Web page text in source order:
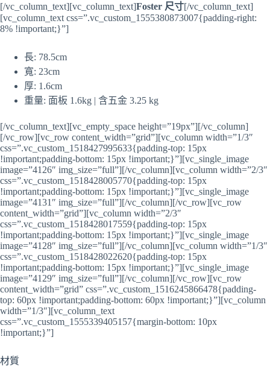
[/vc_column_text][vc_column_text]Foster 尺寸[/vc_column_text]
[vc_column_text css=”.vc_custom_1555380873007{padding-right:
8% !important;}”]
長: 78.5cm
寬: 23cm
厚: 1.6cm
重量: 面板 1.6kg | 含五金 3.25 kg
[/vc_column_text][vc_empty_space height=”19px”][/vc_column]
[/vc_row][vc_row content_width=”grid”][vc_column width=”1/3″
css=”.vc_custom_1518427995633{padding-top: 15px
!important;padding-bottom: 15px !important;}”][vc_single_image
image=”4126″ img_size=”full”][/vc_column][vc_column width=”2/3″
css=”.vc_custom_1518428005770{padding-top: 15px
!important;padding-bottom: 15px !important;}”][vc_single_image
image=”4131″ img_size=”full”][/vc_column][/vc_row][vc_row
content_width=”grid”][vc_column width=”2/3″
css=”.vc_custom_1518428017559{padding-top: 15px
!important;padding-bottom: 15px !important;}”][vc_single_image
image=”4128″ img_size=”full”][/vc_column][vc_column width=”1/3″
css=”.vc_custom_1518428022620{padding-top: 15px
!important;padding-bottom: 15px !important;}”][vc_single_image
image=”4129″ img_size=”full”][/vc_column][/vc_row][vc_row
content_width=”grid” css=”.vc_custom_1516245866478{padding-
top: 60px !important;padding-bottom: 60px !important;}”][vc_column
width=”1/3″][vc_column_text
css=”.vc_custom_1555339405157{margin-bottom: 10px
!important;}”]
材質